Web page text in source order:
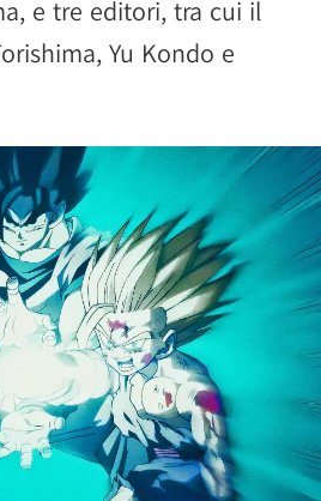
e tre editori, tra cui il
Yu Kondo e